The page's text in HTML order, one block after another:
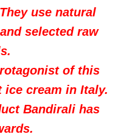
use natural
selected raw
of this
ice cream in Italy.
Bandirali has